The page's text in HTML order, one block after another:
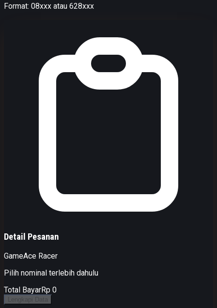
Format: 08xxx atau 628xxx
Detail Pesanan
GameAce Racer
Pilih nominal terlebih dahulu
Total BayarRp 0
Lengkapi Data